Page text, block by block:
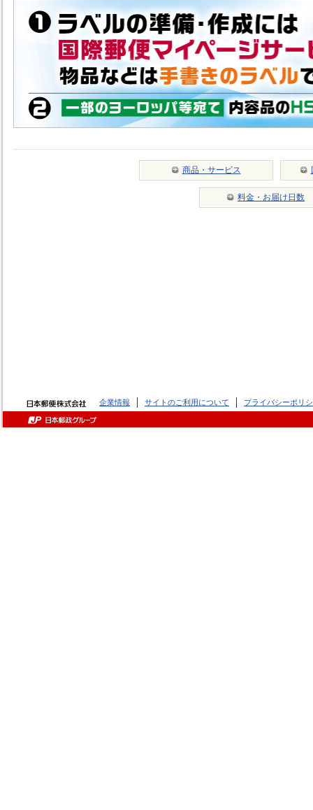
商品・サービス
料金・お届け日数
企業情報 サイトのご利用について プライバシーポリ